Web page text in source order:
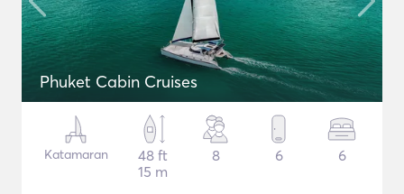
Phuket Cabin Cruises
Katamaran
48 ft
15 m
8 6 6